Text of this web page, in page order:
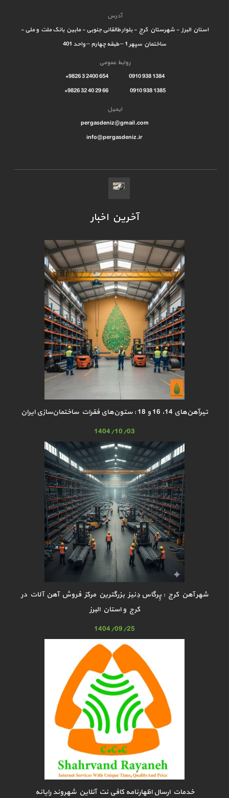
آدرس
استان البرز - شهرستان کرج - بلوار طالقانی جنوبی - مابین بانک ملت و ملی -
ساختمان سپهر 1 – طبقه چهارم – واحد 401
روابط عمومی
1384 938 0910 654 2400 3 9826+
1385 938 0910 66 29 40 32 9826+
ایمیل
pergasdeniz@gmail.com
info@pergasdeniz.ir
آخرین اخبار
تیرآهن‌های 14، 16 و 18 : ستون‌های فقرات ساختمان‌سازی ایران
1404/10/03
شهر آهن کرج : پِرگاس دِنیز بزرگترین مرکز فروش آهن آلات در
کرج و استان البرز
1404/09/25
خدمات ارسال اظهارنامه کافی نت آنلاین شهروند رایانه